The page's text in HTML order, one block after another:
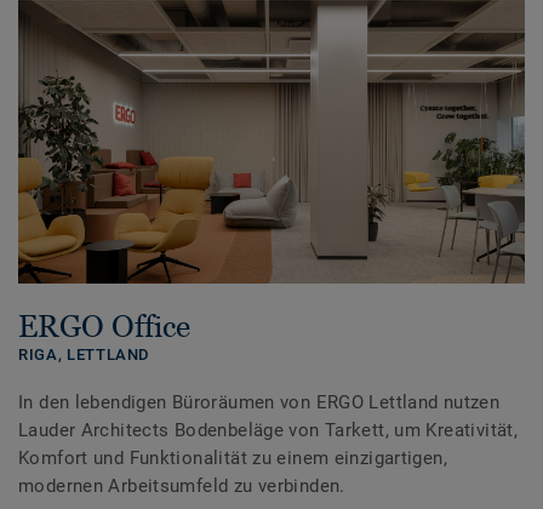
ERGO Office
RIGA, LETTLAND
In den lebendigen Büroräumen von ERGO Lettland nutzen
Lauder Architects Bodenbeläge von Tarkett, um Kreativität,
Komfort und Funktionalität zu einem einzigartigen,
modernen Arbeitsumfeld zu verbinden.